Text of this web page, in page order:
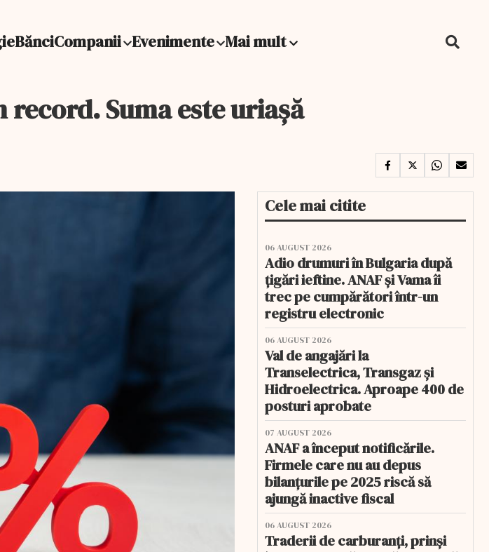
BănciCompanii Evenimente Mai mult
Suma este uriașă
Cele mai citite
06 AUGUST 2026
Adio drumuri în Bulgaria după
țigări ieftine. ANAF și Vama îi
trec pe cumpărători într-un
registru electronic
06 AUGUST 2026
Val de angajări la
Transelectrica, Transgaz și
Hidroelectrica. Aproape 400 de
posturi aprobate
07 AUGUST 2026
ANAF a început notificările.
Firmele care nu au depus
bilanțurile pe 2025 riscă să
ajungă inactive fiscal
06 AUGUST 2026
Traderii de carburanți, prinși